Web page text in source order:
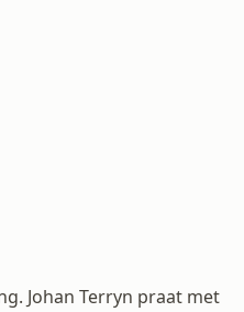
Johan Terryn praat met